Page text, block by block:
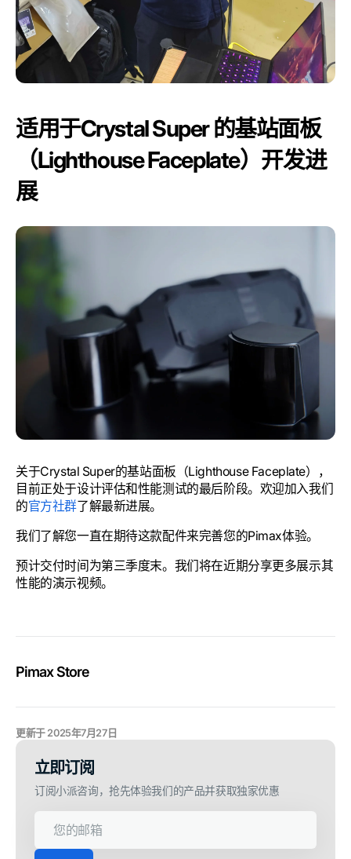
适用于Crystal Super 的基站面板
（Lighthouse Faceplate）开发进
展
关于Crystal Super的基站面板（Lighthouse Faceplate），
目前正处于设计评估和性能测试的最后阶段。欢迎加入我们
的官方社群了解最新进展。
我们了解您一直在期待这款配件来完善您的Pimax体验。
预计交付时间为第三季度末。我们将在近期分享更多展示其
性能的演示视频。
Pimax Store
更新于 2025年7月27日
立即订阅
订阅小派咨询，抢先体验我们的产品并获取独家优惠
邮